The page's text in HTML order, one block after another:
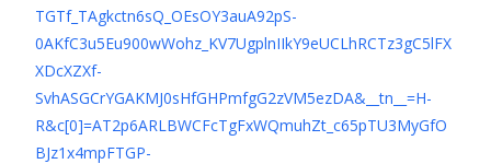
TGTf_TAgkctn6sQ_OEsOY3auA92pS-
0AKfC3u5Eu900wWohz_KV7UgplnIIkY9eUCLhRCTz3gC5lFX
XDcXZXf-
SvhASGCrYGAKMJ0sHfGHPmfgG2zVM5ezDA&__tn__=H-
R&c[0]=AT2p6ARLBWCFcTgFxWQmuhZt_c65pTU3MyGfO
BJz1x4mpFTGP-